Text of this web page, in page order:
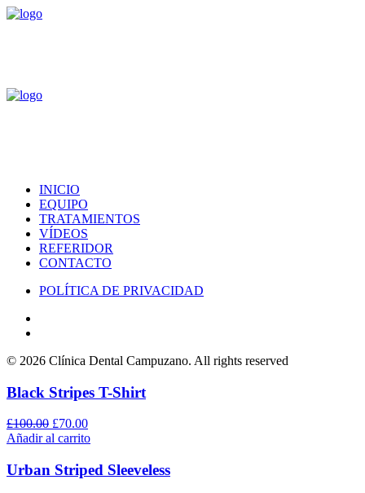
INICIO
EQUIPO
TRATAMIENTOS
VÍDEOS
REFERIDOR
CONTACTO
POLÍTICA DE PRIVACIDAD
© 2026 Clínica Dental Campuzano. All rights reserved
Black Stripes T-Shirt
£100.00 £70.00
Añadir al carrito
Urban Striped Sleeveless